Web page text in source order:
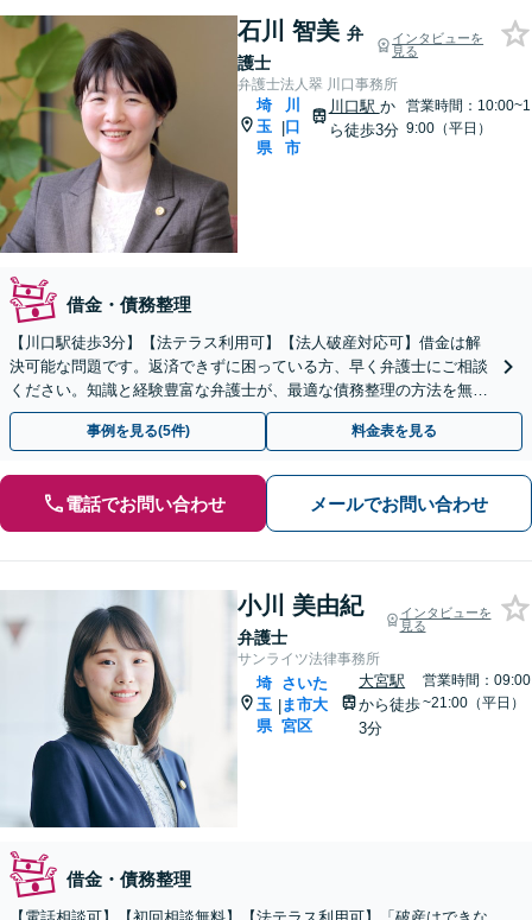
石川 智美 弁
護士
インタビューを
見る
弁護士法人翠 川口事務所
埼
玉
県
|
川
口
市
川口駅 か
ら徒歩3分
営業時間：10:00~1
9:00（平日）
借金・債務整理
【川口駅徒歩3分】【法テラス利用可】【法人破産対応可】借金は解
決可能な問題です。返済できずに困っている方、早く弁護士にご相談
ください。知識と経験豊富な弁護士が、最適な債務整理の方法を無料
で診断します。
事例を見る(5件) 料金表を見る
電話でお問い合わせ メールでお問い合わせ
小川 美由紀
弁護士
インタビューを
見る
サンライツ法律事務所
埼
玉
県
|
さいた
ま市大
宮区
大宮駅
から徒歩
3分
営業時間：09:00
~21:00（平日）
借金・債務整理